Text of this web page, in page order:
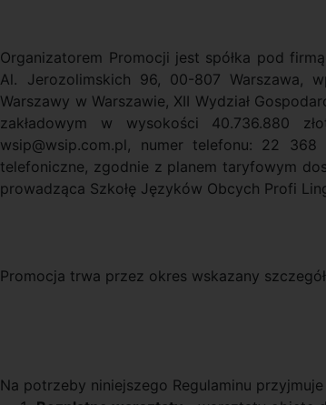
Organizatorem Promocji jest spółka pod
Al. Jerozolimskich 96, 00-807 Warszawa,
Warszawy w Warszawie, XII Wydział
zakładowym w wysokości 40.736.880
wsip@wsip.com.pl, numer telefonu: 22
telefoniczne, zgodnie z planem taryfowym
prowadząca Szkołę Języków Obcych Profi
Promocja trwa przez okres wskazany
Na potrzeby niniejszego Regulaminu